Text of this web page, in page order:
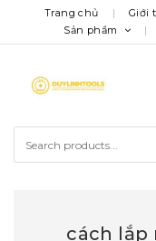
Trang chủ Giới
Sản phẩm
cách lắp